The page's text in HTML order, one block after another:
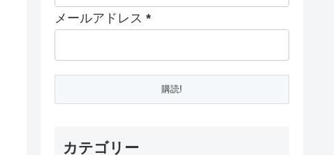
メールアドレス *
カテゴリー